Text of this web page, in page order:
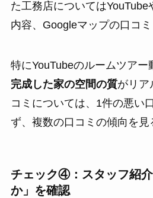
た工務店については
内容、Googleマップの口コミ
特にYouTubeのルームツアー
完成した家の空間の質がリア
コミについては、1件の悪い
ず、複数の口コミの傾向を見
チェック④：スタッフ紹
か」を確認